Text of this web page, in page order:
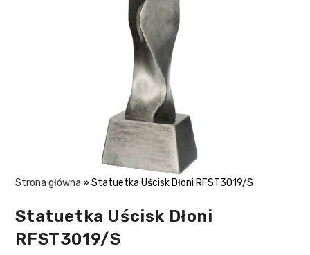
Strona główna »Statuetka Uścisk Dłoni RFST3019/S
Statuetka Uścisk Dłoni
RFST3019/S